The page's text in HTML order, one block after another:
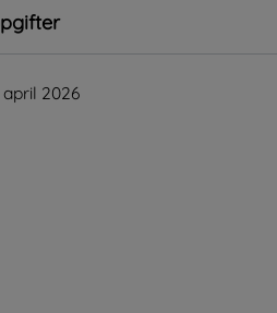
april 2026